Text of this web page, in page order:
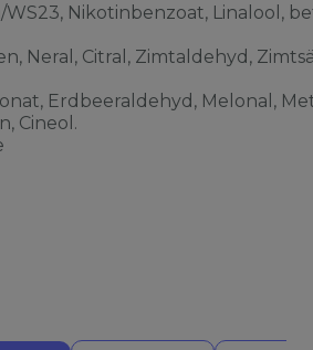
Nikotinbenzoat, Linalool,
Neral, Citral, Zimtaldehyd,
Erdbeeraldehyd, Melonal,
Cineol.